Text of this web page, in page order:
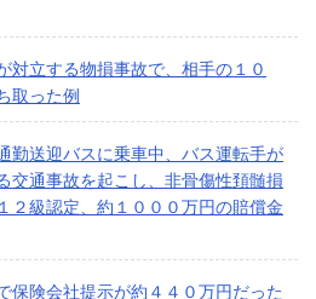
対立する物損事故で、相手の１０
取った例
勤送迎バスに乗車中、バス運転手が
交通事故を起こし、非骨傷性頚髄損
２級認定、約１０００万円の賠償金
保険会社提示が約４４０万円だった